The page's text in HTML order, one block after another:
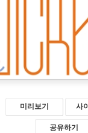
미리보기 사
공유하기